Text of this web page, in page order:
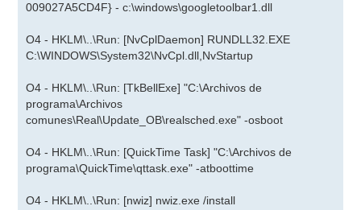
009027A5CD4F} - c:\windows\googletoolbar1.dll
O4 - HKLM\..\Run: [NvCplDaemon] RUNDLL32.EXE
C:\WINDOWS\System32\NvCpl.dll,NvStartup
O4 - HKLM\..\Run: [TkBellExe] "C:\Archivos de
programa\Archivos
comunes\Real\Update_OB\realsched.exe" -osboot
O4 - HKLM\..\Run: [QuickTime Task] "C:\Archivos de
programa\QuickTime\qttask.exe" -atboottime
O4 - HKLM\..\Run: [nwiz] nwiz.exe /install